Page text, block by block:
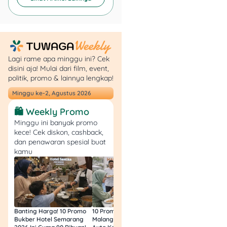
membuktikan
kemampuan bayar.
Nomor HP aktif &
alamat tinggal:
untuk memastikan
kamu mudah
dihubungi.
Jejak digital:
beberapa aplikasi
kredit memakai data
dari HP atau akun e-
commerce untuk
menilai profil risiko.
Setelah semua dicek,
biasanya kamu langsung
dapat keputusan disetujui
atau tidak. Kalau disetujui,
Lagi rame apa minggu ini? Cek
disini aja! Mulai dari film, event,
politik, promo & lainnya lengkap!
Minggu ke-2, Agustus 2026
🛍️ Weekly Promo
Minggu ini banyak promo
kece! Cek diskon, cashback,
dan penawaran spesial buat
kamu
Banting Harga! 10 Promo
Bukber Hotel Semarang
10 Promo Bukber Hotel
Malang 2026: Start 75rb,